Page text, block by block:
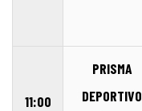
11:00
PRISMA
DEPORTIVO